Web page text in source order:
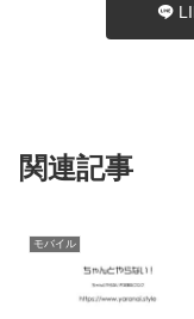
関連記事
モバイル